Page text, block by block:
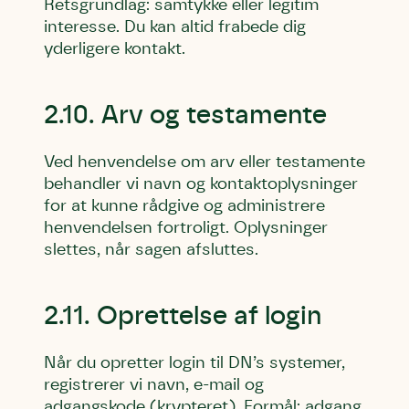
Retsgrundlag: samtykke eller legitim
interesse. Du kan altid frabede dig
yderligere kontakt.
2.10. Arv og testamente
Ved henvendelse om arv eller testamente
behandler vi navn og kontaktoplysninger
for at kunne rådgive og administrere
henvendelsen fortroligt. Oplysninger
slettes, når sagen afsluttes.
2.11. Oprettelse af login
Når du opretter login til DN’s systemer,
registrerer vi navn, e-mail og